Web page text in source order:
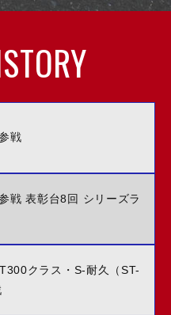
戦
戦 表彰台8回 シリーズラ
クラス・S-耐久（ST-